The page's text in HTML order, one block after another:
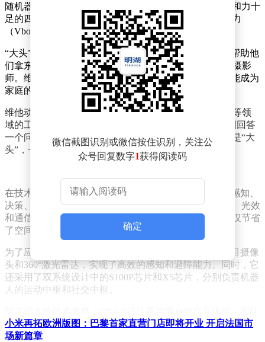
随机器人吸引了众多参观者的目光。这只外观圆润、亲和力十
足的四足机器人，由一家成立仅半年的创业公司维他动力
（Vbot）推出。
“大头”不仅能在展区内自由行走，还能跟随家庭成员，帮助他
们拿东西，甚至利用AI技术捕捉精彩瞬间，成为家庭的摄影
师。维他动力联合创始人赵哲伦表示，他们希望“大头”能成为
家庭的一员，为人们带来陪伴和便利。
维他动力团队由60多位来自AI、汽车、动画和飞机内饰等领
域的工程师与设计师组成。他们带着3亿元的融资，试图回答
一个问题：机器人如何才能真正走进家庭？他们的答案是“大
头”，一个集科技和艺术于一身的智能机器人。
在技术架构方面，“大头”采用了双系统设计，包括负责感知、
决策、规划和动作的智能本体域，以及负责显示、语音、光效
和通信的智能交互域。这种高度集成的中央计算架构不仅节省
了空间，还提升了机器人的续航能力和智能水平。
为了应对复杂环境和暗光条件，“大头”配备了可运动双目摄像
头和360°激光雷达，实现了高效的感知和避障能力。同时，它
还采用了双系统设计中的S100P芯片和X5芯片，分别负责机器
人的运动中枢和社交中枢。
为它设计了一套全新的Agent架构，抛开了遥控器和预设的图
形界面，使机器人能够真正理解用户的意图并完成任务。这种
微信截图识别或微信按住识别，关注公
众号回复数字1获得阅读码
确定
小米再拓欧洲版图：巴黎首家直营门店即将开业 开启法国市
场新篇章